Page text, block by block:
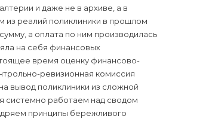
и даже не в архиве, а в
из реалий поликлиники в прошлом
а оплата по ним производилась
на себя финансовых
время оценку финансово-
ревизионная комиссия
вывод поликлиники из сложной
системно работаем над сводом
принципы бережливого